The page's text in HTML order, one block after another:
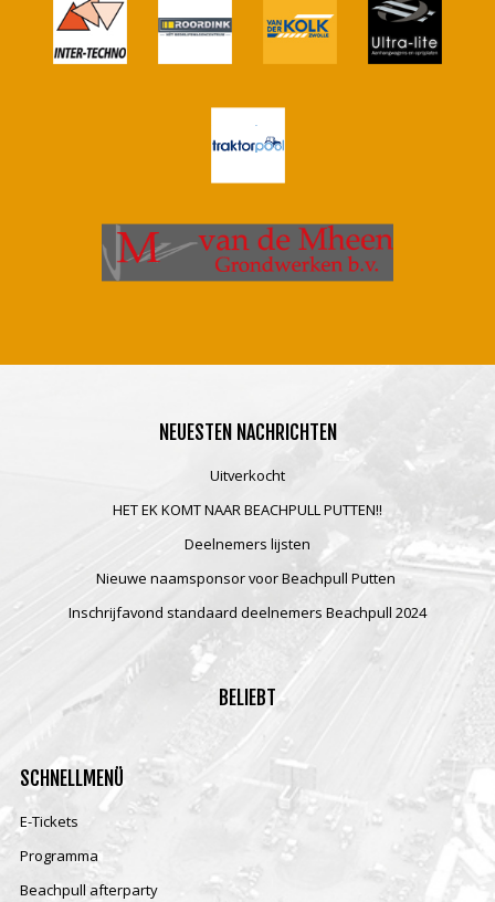
NEUESTEN NACHRICHTEN
Uitverkocht
HET EK KOMT NAAR BEACHPULL PUTTEN!!
Deelnemers lijsten
Nieuwe naamsponsor voor Beachpull Putten
Inschrijfavond standaard deelnemers Beachpull 2024
BELIEBT
SCHNELLMENÜ
E-Tickets
Programma
Beachpull afterparty